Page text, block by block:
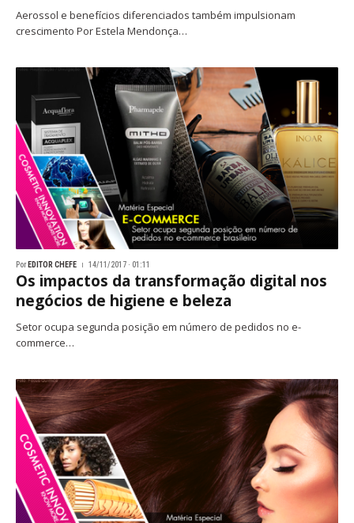
Aerossol e benefícios diferenciados também impulsionam
crescimento Por Estela Mendonça…
Por EDITOR CHEFE 14/11/2017 · 01:11
Os impactos da transformação digital nos
negócios de higiene e beleza
Setor ocupa segunda posição em número de pedidos no e-
commerce…